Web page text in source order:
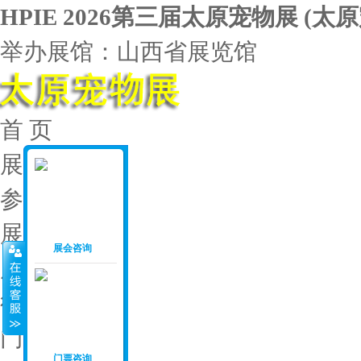
HPIE 2026第三届太原宠物展 (太
举办展馆：山西省展览馆
首 页
展会介绍
参展范围
展位价格
展会资料
往届回顾
门票申请
展会咨询
门票咨询